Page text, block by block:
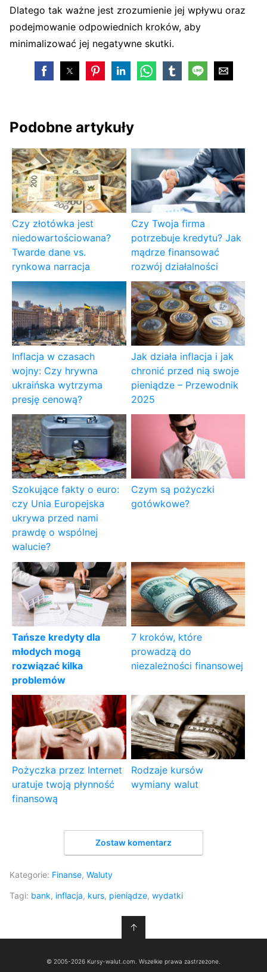
Dlatego tak ważne jest zrozumienie jej wpływu oraz
podejmowanie odpowiednich kroków, aby
minimalizować jej negatywne skutki.
Podobne artykuły
Czy złotówka jest
niedowartościowana?
Twarde dane vs.
rynkowa narracja
Czy Twoja firma
potrzebuje kredytu? Jak
mądrze finansować
rozwój działalności
Inflacja w czasach
wojny: Czy hrywna
ukraińska wytrzyma
presję cenową?
Jak działa inflacja i jak
chronić przed nią swoje
pieniądze – Przewodnik
2025
Szokujące fakty o euro:
czy Unia Europejska
ukrywa przed nami
prawdę o wspólnej
walucie?
Czym są pożyczki
gotówkowe?
Tańsze kredyty dla
młodych mogą
rozwiązać kilka
problemów
7 kroków, które
prowadzą do
niezależności finansowej
Pożyczka przez Internet
uratuje twoją płynność
finansową
Rodzaje kursów
wymiany walut
Zostaw komentarz
Kategorie: Finanse, Waluty
Tagi: bank, inflacja, kurs, pieniądze, wydatki
↑
© 2005-2026 Kursy-walut.com. Wszelkie prawa zastrzeżone.